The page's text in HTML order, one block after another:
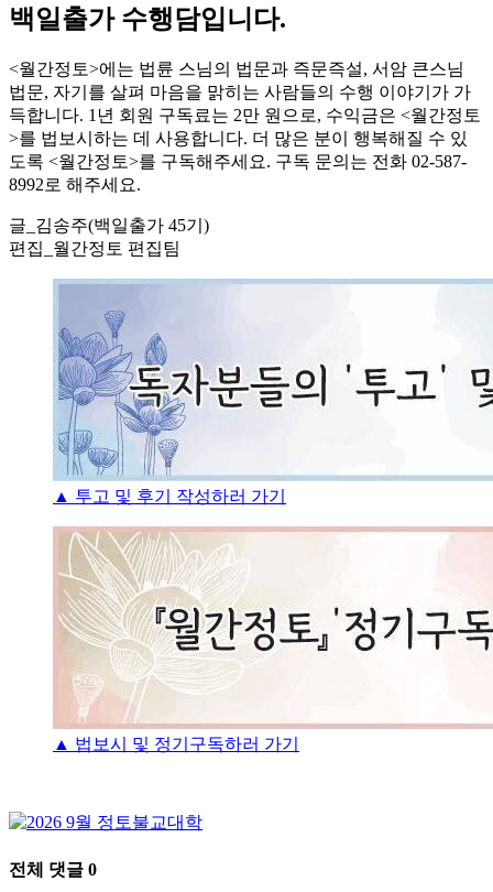
백일출가 수행담입니다.
<월간정토>에는 법륜 스님의 법문과 즉문즉설, 서암 큰스님
법문, 자기를 살펴 마음을 맑히는 사람들의 수행 이야기가 가
득합니다. 1년 회원 구독료는 2만 원으로, 수익금은 <월간정토
>를 법보시하는 데 사용합니다. 더 많은 분이 행복해질 수 있
도록 <월간정토>를 구독해주세요. 구독 문의는 전화 02-587-
8992로 해주세요.
글_김송주(백일출가 45기)
편집_월간정토 편집팀
▲ 투고 및 후기 작성하러 가기
▲ 법보시 및 정기구독하러 가기
전체 댓글 0